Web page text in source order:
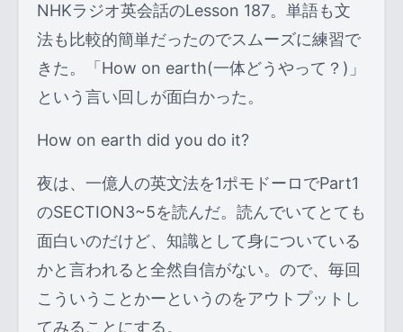
NHKラジオ英会話のLesson 187。単語も文
法も比較的簡単だったのでスムーズに練習で
きた。「How on earth(一体どうやって？)」
という言い回しが面白かった。
How on earth did you do it?
夜は、一億人の英文法を1ポモドーロでPart1
のSECTION3~5を読んだ。読んでいてとても
面白いのだけど、知識として身についている
かと言われると全然自信がない。ので、毎回
こういうことかーというのをアウトプットし
てみることにする。